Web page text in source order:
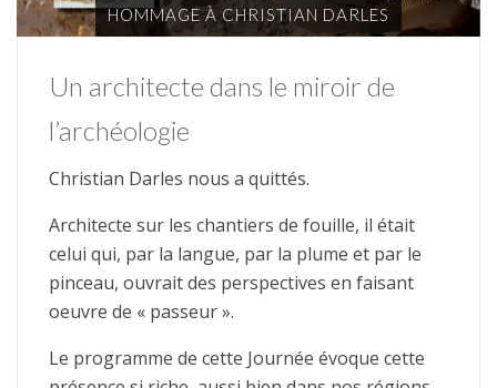
HOMMAGE À CHRISTIAN DARLES
Un architecte dans le miroir de
l’archéologie
Christian Darles nous a quittés.
Architecte sur les chantiers de fouille, il était
celui qui, par la langue, par la plume et par le
pinceau, ouvrait des perspectives en faisant
oeuvre de « passeur ».
Le programme de cette Journée évoque cette